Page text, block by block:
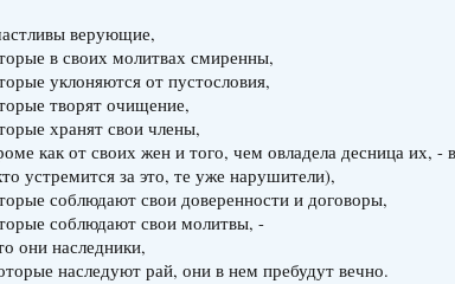
верующие,
в своих молитвах смиренны,
уклоняются от пустословия,
творят очищение,
хранят свои члены,
как от своих жен и того, чем овладела десница их, -
устремится за это, те уже нарушители),
соблюдают свои доверенности и договоры,
соблюдают свои молитвы, -
они наследники,
наследуют рай, они в нем пребудут вечно.